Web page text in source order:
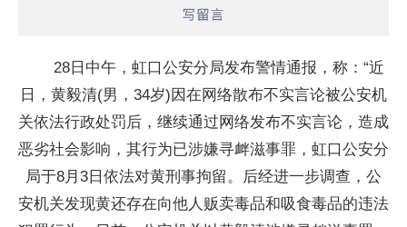
28日中午，虹口公安分局发布警情通报，称：“近
日，黄毅清(男，34岁)因在网络散布不实言论被公安机
关依法行政处罚后，继续通过网络发布不实言论，造成
恶劣社会影响，其行为已涉嫌寻衅滋事罪，虹口公安分
局于8月3日依法对黄刑事拘留。后经进一步调查，公
安机关发现黄还存在向他人贩卖毒品和吸食毒品的违法